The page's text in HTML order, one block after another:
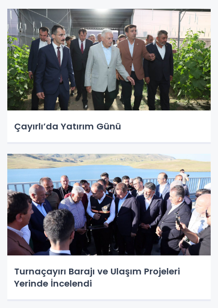
Çayırlı’da Yatırım Günü
Turnaçayırı Barajı ve Ulaşım Projeleri
Yerinde İncelendi